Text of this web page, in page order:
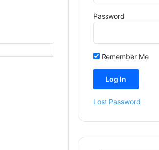
Password
Remember Me
Lost Password